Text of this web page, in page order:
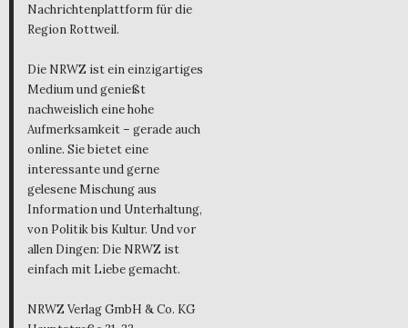
Nachrichtenplattform für die
Region Rottweil.
Die NRWZ ist ein einzigartiges
Medium und genießt
nachweislich eine hohe
Aufmerksamkeit – gerade auch
online. Sie bietet eine
interessante und gerne
gelesene Mischung aus
Information und Unterhaltung,
von Politik bis Kultur. Und vor
allen Dingen: Die NRWZ ist
einfach mit Liebe gemacht.
NRWZ Verlag GmbH & Co. KG